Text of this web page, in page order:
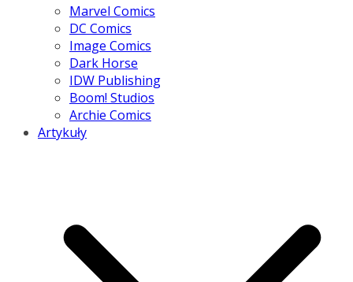
Marvel Comics
DC Comics
Image Comics
Dark Horse
IDW Publishing
Boom! Studios
Archie Comics
Artykuły